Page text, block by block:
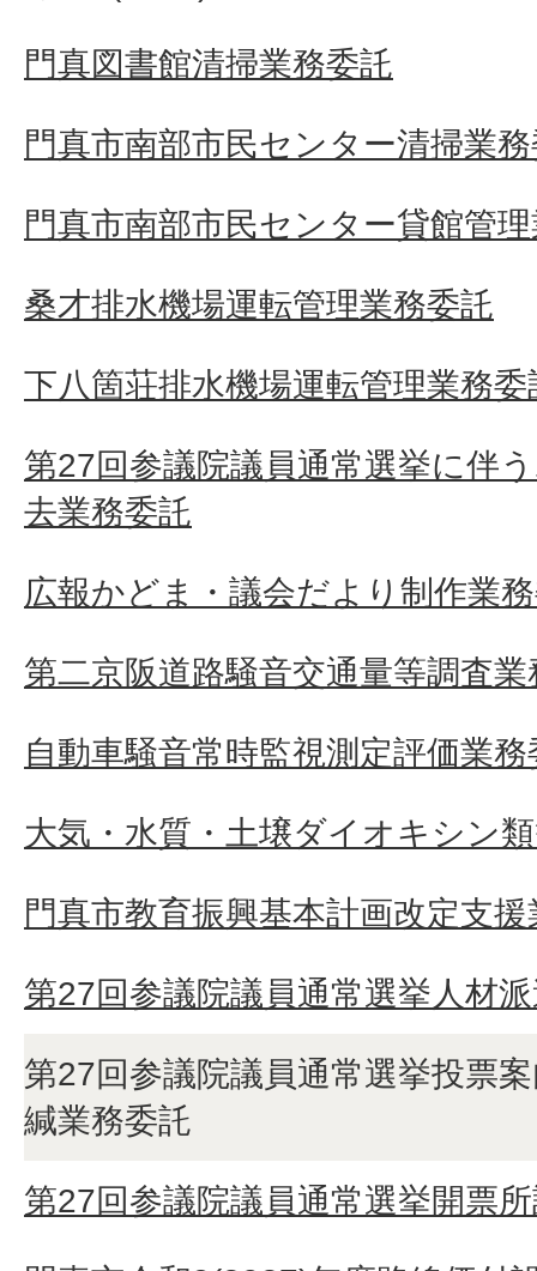
門真図書館清掃業務委託
門真市南部市民センター清掃業
門真市南部市民センター貸館管
桑才排水機場運転管理業務委託
下八箇荘排水機場運転管理業務委
第27回参議院議員通常選挙に伴
去業務委託
広報かどま・議会だより制作業
第二京阪道路騒音交通量等調査業
自動車騒音常時監視測定評価業務
大気・水質・土壌ダイオキシン
門真市教育振興基本計画改定支
第27回参議院議員通常選挙人材
第27回参議院議員通常選挙投票
緘業務委託
第27回参議院議員通常選挙開票